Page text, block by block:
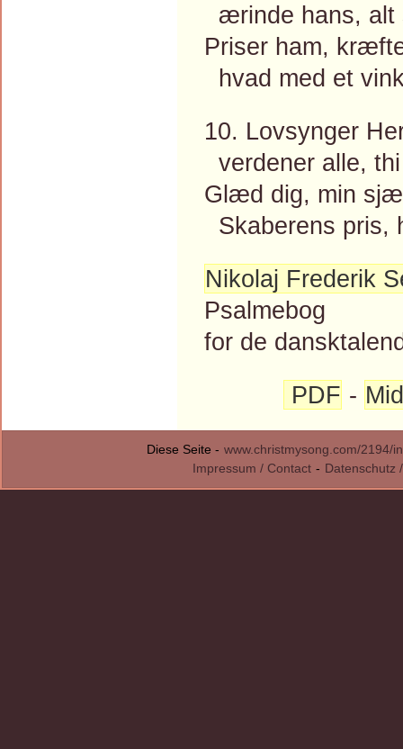
ærinde hans, alt
Priser ham,
hvad med et
10. Lovsynger
verdener alle,
Glæd dig, min
Skaberens pris,
Nikolaj Frederik
Psalmebog
for de
PDF -
Diese Seite - www.christmysong.com/2194/
Impressum / Contact - Datenschutz